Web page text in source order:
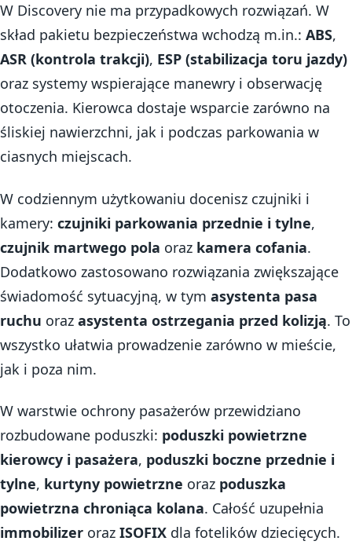
W Discovery nie ma przypadkowych rozwiązań. W
skład pakietu bezpieczeństwa wchodzą m.in.: ABS,
ASR (kontrola trakcji), ESP (stabilizacja toru jazdy)
oraz systemy wspierające manewry i obserwację
otoczenia. Kierowca dostaje wsparcie zarówno na
śliskiej nawierzchni, jak i podczas parkowania w
ciasnych miejscach.
W codziennym użytkowaniu docenisz czujniki i
kamery: czujniki parkowania przednie i tylne,
czujnik martwego pola oraz kamera cofania.
Dodatkowo zastosowano rozwiązania zwiększające
świadomość sytuacyjną, w tym asystenta pasa
ruchu oraz asystenta ostrzegania przed kolizją. To
wszystko ułatwia prowadzenie zarówno w mieście,
jak i poza nim.
W warstwie ochrony pasażerów przewidziano
rozbudowane poduszki: poduszki powietrzne
kierowcy i pasażera, poduszki boczne przednie i
tylne, kurtyny powietrzne oraz poduszka
powietrzna chroniąca kolana. Całość uzupełnia
immobilizer oraz ISOFIX dla fotelików dziecięcych.